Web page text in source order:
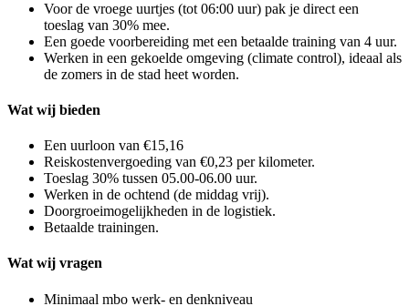
Voor de vroege uurtjes (tot 06:00 uur) pak je direct een
toeslag van 30% mee.
Een goede voorbereiding met een betaalde training van 4 uur.
Werken in een gekoelde omgeving (climate control), ideaal als
de zomers in de stad heet worden.
Wat wij bieden
Een uurloon van €15,16
Reiskostenvergoeding van €0,23 per kilometer.
Toeslag 30% tussen 05.00-06.00 uur.
Werken in de ochtend (de middag vrij).
Doorgroeimogelijkheden in de logistiek.
Betaalde trainingen.
Wat wij vragen
Minimaal mbo werk- en denkniveau